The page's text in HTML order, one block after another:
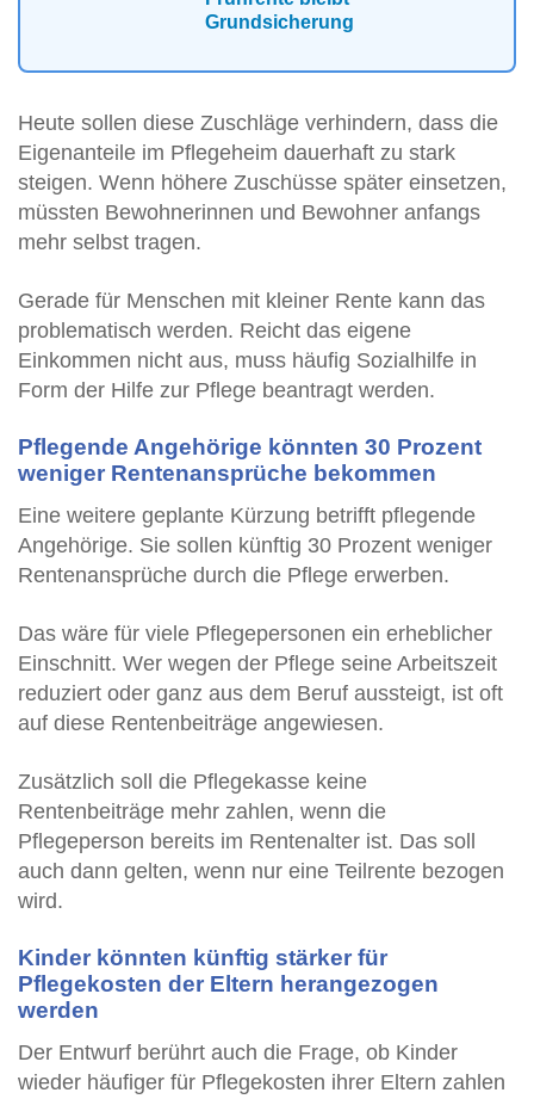
Grundsicherung
Heute sollen diese Zuschläge verhindern, dass die
Eigenanteile im Pflegeheim dauerhaft zu stark
steigen. Wenn höhere Zuschüsse später einsetzen,
müssten Bewohnerinnen und Bewohner anfangs
mehr selbst tragen.
Gerade für Menschen mit kleiner Rente kann das
problematisch werden. Reicht das eigene
Einkommen nicht aus, muss häufig Sozialhilfe in
Form der Hilfe zur Pflege beantragt werden.
Pflegende Angehörige könnten 30 Prozent
weniger Rentenansprüche bekommen
Eine weitere geplante Kürzung betrifft pflegende
Angehörige. Sie sollen künftig 30 Prozent weniger
Rentenansprüche durch die Pflege erwerben.
Das wäre für viele Pflegepersonen ein erheblicher
Einschnitt. Wer wegen der Pflege seine Arbeitszeit
reduziert oder ganz aus dem Beruf aussteigt, ist oft
auf diese Rentenbeiträge angewiesen.
Zusätzlich soll die Pflegekasse keine
Rentenbeiträge mehr zahlen, wenn die
Pflegeperson bereits im Rentenalter ist. Das soll
auch dann gelten, wenn nur eine Teilrente bezogen
wird.
Kinder könnten künftig stärker für
Pflegekosten der Eltern herangezogen
werden
Der Entwurf berührt auch die Frage, ob Kinder
wieder häufiger für Pflegekosten ihrer Eltern zahlen